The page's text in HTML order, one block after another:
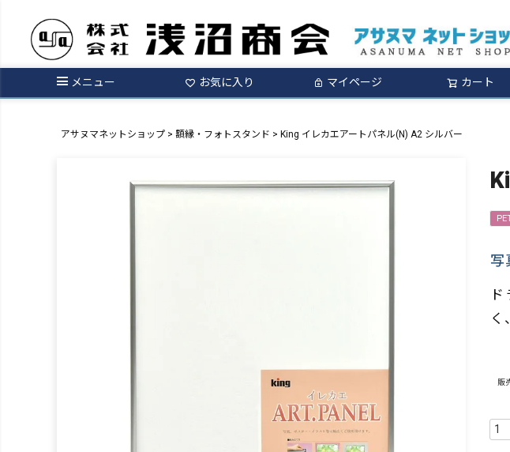
メニュー お気に入り マイページ カート
アサヌマネットショップ 額縁・フォトスタンド King イレカエアートパネル(N) A2 シルバー
写
く
販